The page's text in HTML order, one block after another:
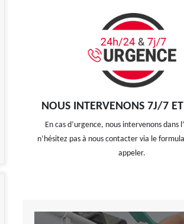
NOUS INTERVENONS 7J/7
En cas d’urgence, nous intervenons dans
n’hésitez pas à nous contacter via le
appeler.